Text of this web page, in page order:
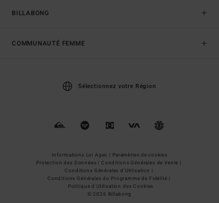
BILLABONG
COMMUNAUTÉ FEMME
Sélectionnez votre Région
Informations Loi Agec | Paramètres de cookies
Protection des Données | Conditions Générales de Vente |
Conditions Générales d'Utilisation |
Conditions Générales du Programme de Fidélité |
Politique d'Utilisation des Cookies
© 2026 Billabong